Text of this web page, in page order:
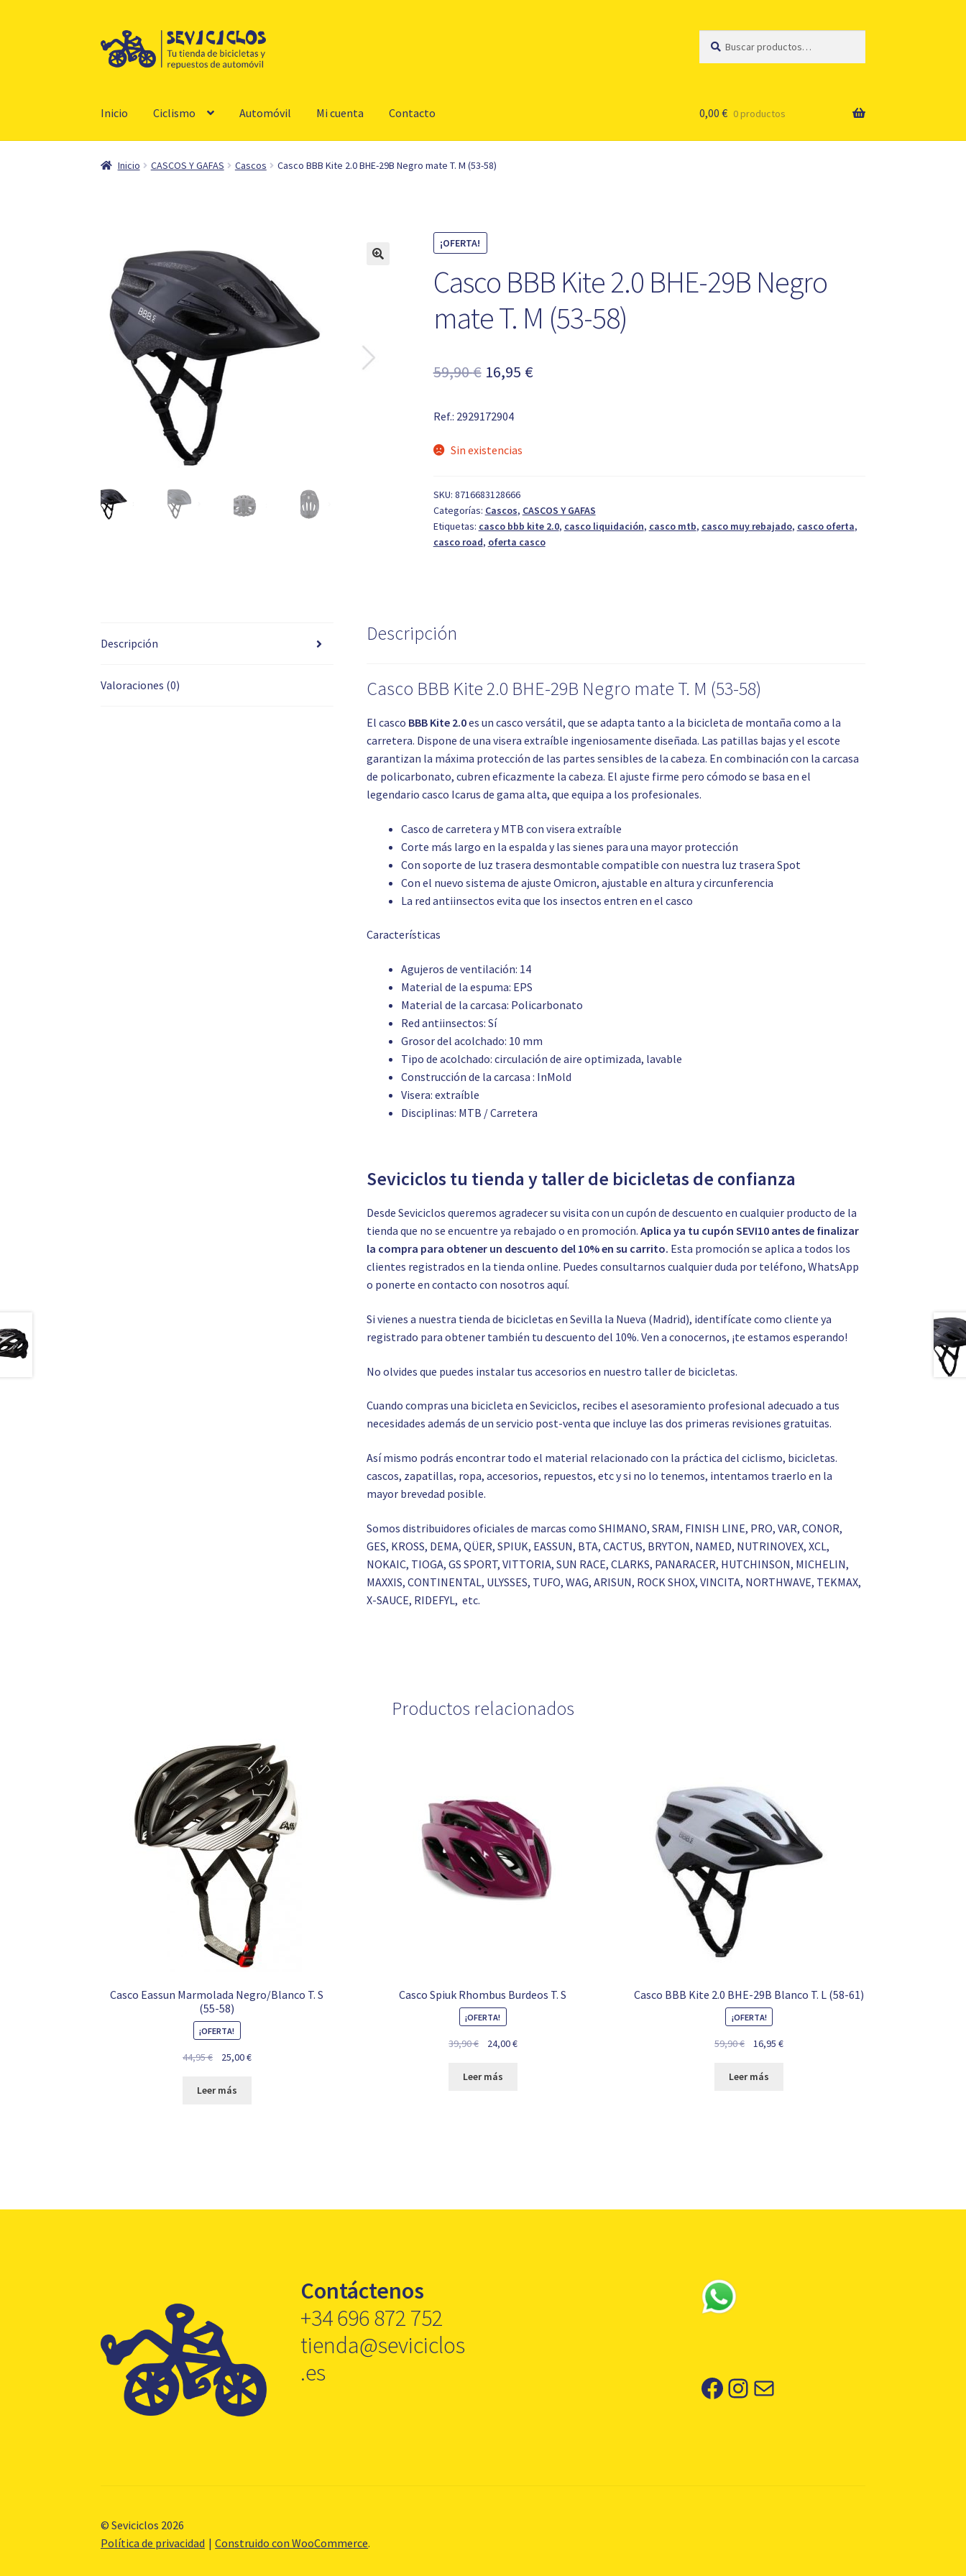
Ir
a
Ir
al
por:
Inicio Ciclismo Automóvil Mi cuenta Contacto 0,00 € 0 productos
Inicio CASCOS Y GAFAS Cascos Casco BBB Kite 2.0 BHE-29B Negro mate T. M (53-58)
¡OFERTA!
Casco BBB Kite 2.0 BHE-29B Negro
mate T. M (53-58)
59,90€ El
original
era:
16,95 €El
Ref.: 2929172904
Sin existencias
SKU: 8716683128666
Categorías: Cascos, CASCOS Y GAFAS
Etiquetas: casco bbb kite 2.0, casco liquidación, casco mtb, casco muy rebajado, casco oferta,
casco road, oferta casco
Descripción
Valoraciones (0)
Descripción
Casco BBB Kite 2.0 BHE-29B Negro mate T. M (53-58)
El casco BBB Kite 2.0es un casco versátil, que se adapta tanto a la bicicleta de montaña como a la
carretera. Dispone de una visera extraíble ingeniosamente diseñada. Las patillas bajas y el escote
garantizan la máxima protección de las partes sensibles de la cabeza. En combinación con la carcasa
de policarbonato, cubren eficazmente la cabeza. El ajuste firme pero cómodo se basa en el
legendario casco Icarus de gama alta, que equipa a los profesionales.
Casco de carretera y MTB con visera extraíble
Corte más largo en la espalda y las sienes para una mayor protección
Con soporte de luz trasera desmontable compatible con nuestra luz trasera Spot
Con el nuevo sistema de ajuste Omicron, ajustable en altura y circunferencia
La red antiinsectos evita que los insectos entren en el casco
Características
Agujeros de ventilación: 14
Material de la espuma: EPS
Material de la carcasa: Policarbonato
Red antiinsectos: Sí
Grosor del acolchado: 10 mm
Tipo de acolchado: circulación de aire optimizada, lavable
Construcción de la carcasa : InMold
Visera: extraíble
Disciplinas: MTB / Carretera
Seviciclos tu tienda y taller de bicicletas de confianza
Desde Seviciclos queremos agradecer su visita con un cupón de descuento en cualquier producto de la
tienda que no se encuentre ya rebajado o en promoción.Aplica ya tu cupón SEVI10 antes de finalizar
la compra para obtener un descuento del 10% en su carrito. Esta promoción se aplica a todos los
clientes registrados en la tienda online. Puedes consultarnos cualquier duda por teléfono, WhatsApp
o ponerte en contacto con nosotrosaquí.
Si vienes a nuestra tienda de bicicletas en Sevilla la Nueva (Madrid), identifícate como cliente ya
registrado para obtener también tu descuento del 10%. Ven a conocernos, ¡te estamos esperando!
No olvides que puedes instalar tus accesorios en nuestro taller de bicicletas.
Cuando compras una bicicleta en Seviciclos, recibes el asesoramiento profesional adecuado a tus
necesidades además de un servicio post-venta que incluye las dos primeras revisiones gratuitas.
Así mismo podrás encontrar todo el material relacionado con la práctica del ciclismo, bicicletas.
cascos, zapatillas, ropa, accesorios, repuestos, etc y si no lo tenemos, intentamos traerlo en la
mayor brevedad posible.
Somos distribuidores oficiales de marcas como SHIMANO, SRAM, FINISH LINE, PRO, VAR, CONOR,
GES, KROSS, DEMA, QÜER, SPIUK, EASSUN, BTA, CACTUS, BRYTON, NAMED, NUTRINOVEX, XCL,
NOKAIC, TIOGA, GS SPORT, VITTORIA, SUN RACE, CLARKS, PANARACER, HUTCHINSON, MICHELIN,
MAXXIS, CONTINENTAL, ULYSSES, TUFO, WAG, ARISUN, ROCK SHOX, VINCITA, NORTHWAVE, TEKMAX,
X-SAUCE, RIDEFYL, etc.
Productos relacionados
Casco Eassun Marmolada Negro/Blanco T. S
(55-58)
¡OFERTA!
44,95€
original
25,00€El
Leer más
Casco Spiuk Rhombus Burdeos T. S
¡OFERTA!
39,90€
original
24,00€El
Leer más
Casco BBB Kite 2.0 BHE-29B Blanco T. L (58-61)
¡OFERTA!
59,90€
original
16,95 €El
Leer más
Contáctenos
+34 696 872 752
tienda@seviciclos
.es
Facebook
Instagram
Correo electrónico
© Seviciclos 2026
Política de privacidad
Construido con WooCommerce.